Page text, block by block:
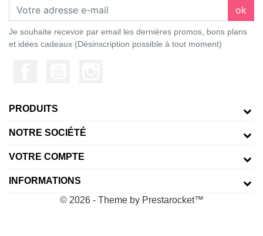
ok
Je souhaite recevoir par email les dernières promos, bons plans
et idées cadeaux (Désinscription possible à tout moment)
PRODUITS
NOTRE SOCIÉTÉ
VOTRE COMPTE
INFORMATIONS
© 2026 - Theme by Prestarocket™